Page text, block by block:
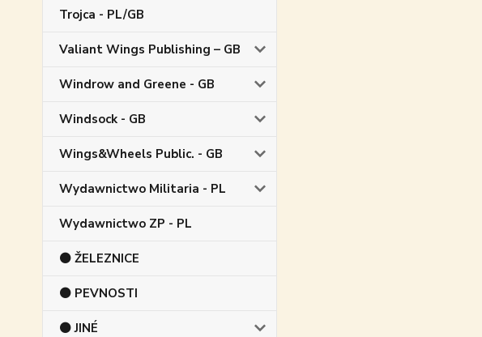
Trojca - PL/GB
Valiant Wings Publishing – GB
Windrow and Greene - GB
Windsock - GB
Wings&Wheels Public. - GB
Wydawnictwo Militaria - PL
Wydawnictwo ZP - PL
⚫ ŽELEZNICE
⚫ PEVNOSTI
⚫ JINÉ